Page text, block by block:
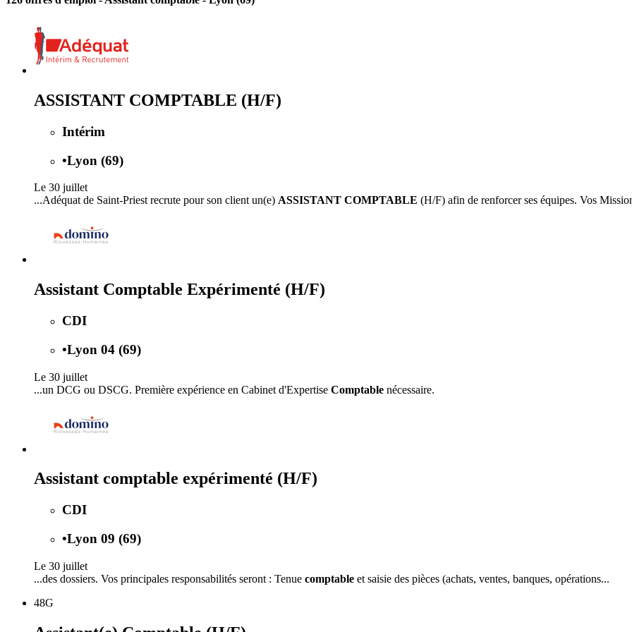
ASSISTANT COMPTABLE (H/F)
Intérim
•Lyon (69)
Le 30 juillet
...Adéquat de Saint-Priest recrute pour son client un(e) ASSISTANT COMPTABLE (H/F) afin de renforcer ses équipes. Vos
Assistant Comptable Expérimenté (H/F)
CDI
•Lyon 04 (69)
Le 30 juillet
...un DCG ou DSCG. Première expérience en Cabinet d'Expertise Comptable nécessaire.
Assistant comptable expérimenté (H/F)
CDI
•Lyon 09 (69)
Le 30 juillet
...des dossiers. Vos principales responsabilités seront : Tenue comptable et saisie des pièces (achats, ventes, banques, opérations...
48G